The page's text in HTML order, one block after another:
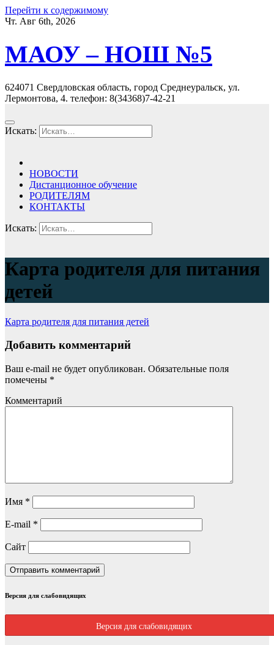
Перейти к содержимому
Чт. Авг 6th, 2026
МАОУ – НОШ №5
624071 Свердловская область, город Среднеуральск, ул.
Лермонтова, 4. телефон: 8(34368)7-42-21
Искать:
НОВОСТИ
Дистанционное обучение
РОДИТЕЛЯМ
КОНТАКТЫ
Искать:
Карта родителя для питания
детей
Карта родителя для питания детей
Добавить комментарий
Ваш e-mail не будет опубликован. Обязательные поля
помечены *
Комментарий
Имя *
E-mail *
Сайт
Версия для слабовидящих
Версия для слабовидящих